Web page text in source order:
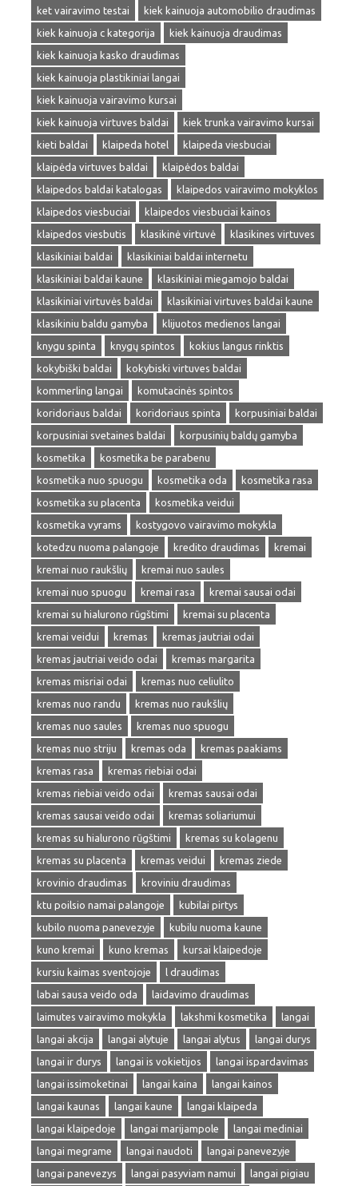
ket vairavimo testai
kiek kainuoja automobilio draudimas
kiek kainuoja c kategorija
kiek kainuoja draudimas
kiek kainuoja kasko draudimas
kiek kainuoja plastikiniai langai
kiek kainuoja vairavimo kursai
kiek kainuoja virtuves baldai
kiek trunka vairavimo kursai
kieti baldai
klaipeda hotel
klaipeda viesbuciai
klaipėda virtuves baldai
klaipėdos baldai
klaipedos baldai katalogas
klaipedos vairavimo mokyklos
klaipedos viesbuciai
klaipedos viesbuciai kainos
klaipedos viesbutis
klasikinė virtuvė
klasikines virtuves
klasikiniai baldai
klasikiniai baldai internetu
klasikiniai baldai kaune
klasikiniai miegamojo baldai
klasikiniai virtuvės baldai
klasikiniai virtuves baldai kaune
klasikiniu baldu gamyba
klijuotos medienos langai
knygu spinta
knygų spintos
kokius langus rinktis
kokybiški baldai
kokybiski virtuves baldai
kommerling langai
komutacinės spintos
koridoriaus baldai
koridoriaus spinta
korpusiniai baldai
korpusiniai svetaines baldai
korpusinių baldų gamyba
kosmetika
kosmetika be parabenu
kosmetika nuo spuogu
kosmetika oda
kosmetika rasa
kosmetika su placenta
kosmetika veidui
kosmetika vyrams
kostygovo vairavimo mokykla
kotedzu nuoma palangoje
kredito draudimas
kremai
kremai nuo raukšlių
kremai nuo saules
kremai nuo spuogu
kremai rasa
kremai sausai odai
kremai su hialurono rūgštimi
kremai su placenta
kremai veidui
kremas
kremas jautriai odai
kremas jautriai veido odai
kremas margarita
kremas misriai odai
kremas nuo celiulito
kremas nuo randu
kremas nuo raukšlių
kremas nuo saules
kremas nuo spuogu
kremas nuo striju
kremas oda
kremas paakiams
kremas rasa
kremas riebiai odai
kremas riebiai veido odai
kremas sausai odai
kremas sausai veido odai
kremas soliariumui
kremas su hialurono rūgštimi
kremas su kolagenu
kremas su placenta
kremas veidui
kremas ziede
krovinio draudimas
kroviniu draudimas
ktu poilsio namai palangoje
kubilai pirtys
kubilo nuoma panevezyje
kubilu nuoma kaune
kuno kremai
kuno kremas
kursai klaipedoje
kursiu kaimas sventojoje
l draudimas
labai sausa veido oda
laidavimo draudimas
laimutes vairavimo mokykla
lakshmi kosmetika
langai
langai akcija
langai alytuje langai alytus
langai durys
langai ir durys
langai is vokietijos
langai ispardavimas
langai issimoketinai
langai kaina
langai kainos
langai kaunas
langai kaune
langai klaipeda
langai klaipedoje
langai marijampole
langai mediniai
langai megrame
langai naudoti
langai panevezyje
langai panevezys
langai pasyviam namui
langai pigiau